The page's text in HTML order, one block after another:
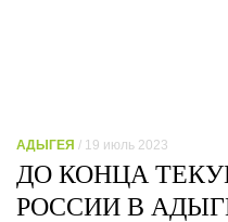
АДЫГЕЯ / 19 июль 2023
ДО КОНЦА
РОССИИ В